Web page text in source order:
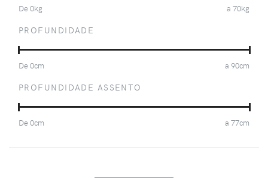
De0kg a 70kg
PROFUNDIDADE
De0cm a 90cm
PROFUNDIDADE ASSENTO
De0cm a 77cm